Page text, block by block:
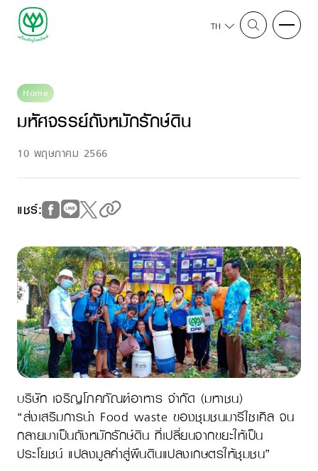
TH
Home
มหัศจรรย์ถังหมักรักษ์ดิน
10 พฤษภาคม 2566
แชร์:
บริษัท เจริญโภคภัณฑ์อาหาร จำกัด (มหาชน)
“ส่งเสริมการนำ Food waste ของชุมชนมารีไซเคิล จน
กลายมาเป็นถังหมักรักษ์ดิน ที่เปลี่ยนจากขยะให้เป็น
ประโยชน์ แปลงมูลค่าสู่ผืนดินแปลงเกษตรให้ชุมชน”